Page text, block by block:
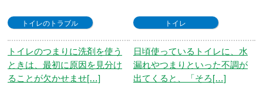
トイレ
日頃使っているトイレに、水
漏れやつまりといった不調が
出てくると、「そろ[…]
トイレの便器にひびを見つけ
たら……まず気になるのは